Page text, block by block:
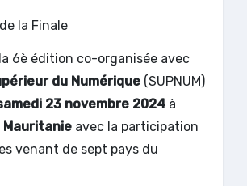
la Finale
6è édition co-organisée avec
du Numérique (SUPNUM)
23 novembre 2024 à
Mauritanie avec la participation
venant de sept pays du